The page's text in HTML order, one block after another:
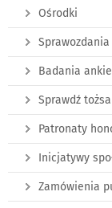
Ośrodki
Sprawozdania
Badania
Sprawdź
Patronaty
Inicjatywy
Zamówienia